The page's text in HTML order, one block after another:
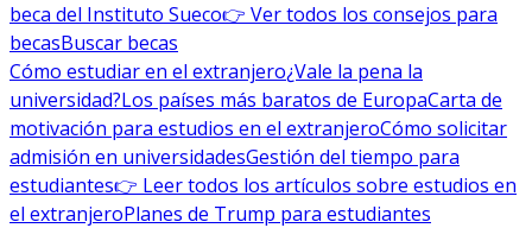
beca del Instituto Sueco👉 Ver todos los consejos para
becasBuscar becas
Cómo estudiar en el extranjero¿Vale la pena la
universidad?Los países más baratos de EuropaCarta de
motivación para estudios en el extranjeroCómo solicitar
admisión en universidadesGestión del tiempo para
estudiantes👉 Leer todos los artículos sobre estudios en
el extranjeroPlanes de Trump para estudiantes